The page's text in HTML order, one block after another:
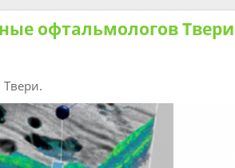
офтальмологов Твери